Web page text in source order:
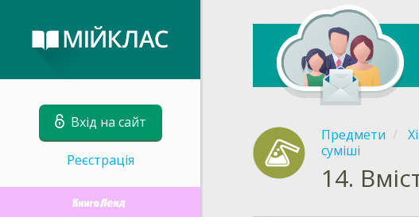
Вхід на сайт
Реєстрація
Предмети
суміші
14.